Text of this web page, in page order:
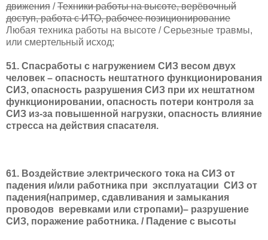
движения /Техники работы на высоте, верёвочный
доступ, работа с ИТО, рабочее позиционирование
Любая техника работы на высоте / Серьезные травмы,
или смертельный исход;
51. Спасработы с нагружением СИЗ весом двух
человек – опасность нештатного функционирования
СИЗ, опасность разрушения СИЗ при их нештатном
функционировании, опасность потери контроля за
СИЗ из-за повышенной нагрузки, опасность влияние
стресса на действия спасателя.
61. Воздействие электрического тока на СИЗ от
падения и/или работника при эксплуатации СИЗ от
падения(например, сдавливания и замыкания
проводов веревками или стропами)– разрушение
СИЗ, поражение работника. / Падение с высоты